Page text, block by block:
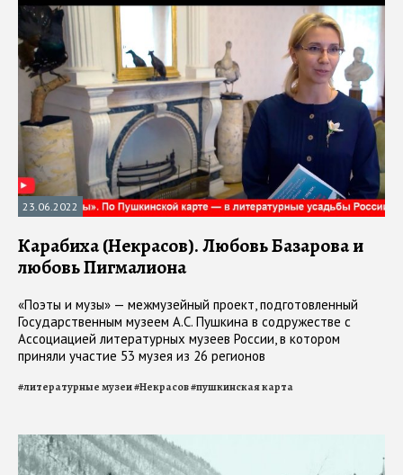
23.06.2022
Карабиха (Некрасов). Любовь Базарова и
любовь Пигмалиона
«Поэты и музы» — межмузейный проект, подготовленный
Государственным музеем А.С. Пушкина в содружестве с
Ассоциацией литературных музеев России, в котором
приняли участие 53 музея из 26 регионов
#литературные музеи#Некрасов#пушкинская карта